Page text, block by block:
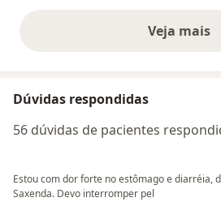
Veja mais
Dúvidas respondidas
56 dúvidas de pacientes
Estou com dor forte no estômago e diarréia,
Saxenda. Devo interromper pel